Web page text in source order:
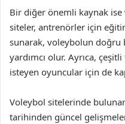
Bir diğer önemli kaynak
siteler, antrenörler için
sunarak, voleybolun
yardımcı olur. Ayrıca,
isteyen oyuncular için de
Voleybol sitelerinde
tarihinden güncel